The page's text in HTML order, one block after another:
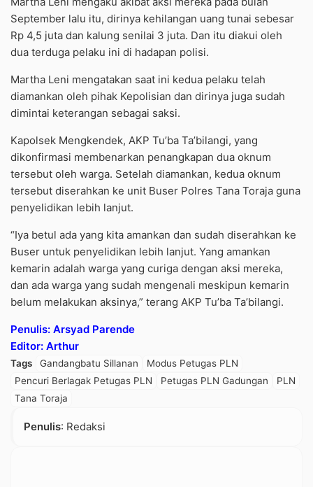
September lalu itu, dirinya kehilangan uang tunai sebesar
Rp 4,5 juta dan kalung senilai 3 juta. Dan itu diakui oleh
dua terduga pelaku ini di hadapan polisi.
Martha Leni mengatakan saat ini kedua pelaku telah
diamankan oleh pihak Kepolisian dan dirinya juga sudah
dimintai keterangan sebagai saksi.
Kapolsek Mengkendek, AKP Tu’ba Ta’bilangi, yang
dikonfirmasi membenarkan penangkapan dua oknum
tersebut oleh warga. Setelah diamankan, kedua oknum
tersebut diserahkan ke unit Buser Polres Tana Toraja guna
penyelidikan lebih lanjut.
“Iya betul ada yang kita amankan dan sudah diserahkan ke
Buser untuk penyelidikan lebih lanjut. Yang amankan
kemarin adalah warga yang curiga dengan aksi mereka,
dan ada warga yang sudah mengenali meskipun kemarin
belum melakukan aksinya,” terang AKP Tu’ba Ta’bilangi.
Penulis: Arsyad Parende
Editor: Arthur
Tags Gandangbatu Sillanan
Modus Petugas PLN
Pencuri Berlagak Petugas PLN
Petugas PLN Gadungan
PLN
Tana Toraja
Penulis: Redaksi